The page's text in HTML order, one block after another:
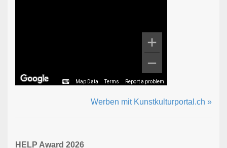
Map Data Terms Report a problem
Werben mit Kunstkulturportal.ch »
HELP Award 2026